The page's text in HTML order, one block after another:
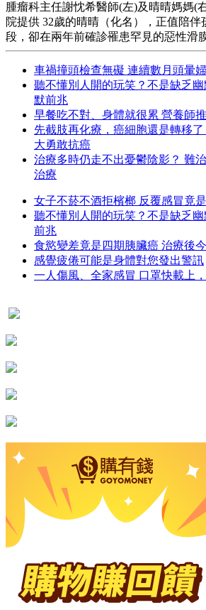
腫瘤科主任謝忱希醫師(左)及晴晴媽媽(
院提供 32歲的晴晴（化名），正值陪伴
段，卻在兩年前確診罹患罕見的惡性滑
車禍撞頭檢查無礙 連續數月頭暈
聽不懂別人開的玩笑？不是缺乏
默前兆
早餐吃不對、身體就很累 營養師
先截肢再化療，癌細胞還是轉移
大勇敢抗癌
治療多時仍走不出憂鬱陰影？ 難
治療
女子不菸不酒拒檳榔 反覆感冒竟
聽不懂別人開的玩笑？不是缺乏
前兆
食慾變差竟是四期胰臟癌 治療後
感覺疲倦可能是身體對您發出警訊
一人傷風、全家感冒 口罩快載上